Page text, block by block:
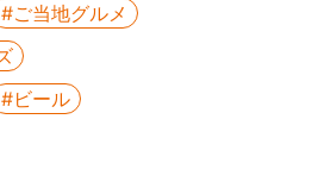
#ご当地グルメ
#ビール